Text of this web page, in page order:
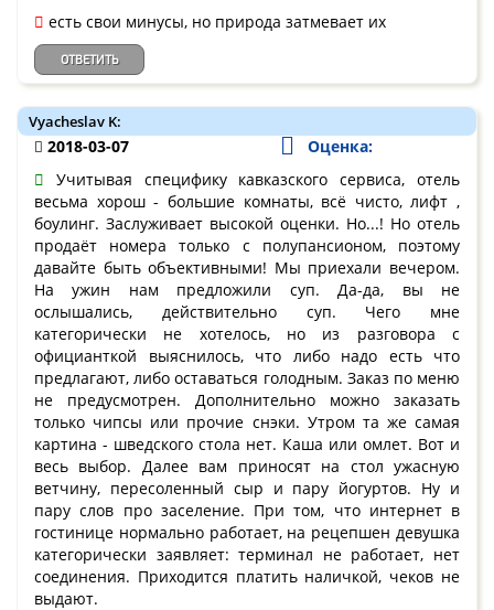
есть свои минусы, но природа затмевает их
ОТВЕТИТЬ
Vyacheslav K:
2018-03-07
Оценка:
Учитывая специфику кавказского сервиса, отель
весьма хорош - большие комнаты, всё чисто, лифт ,
боулинг. Заслуживает высокой оценки. Но...! Но отель
продаёт номера только с полупансионом, поэтому
давайте быть объективными! Мы приехали вечером.
На ужин нам предложили суп. Да-да, вы не
ослышались, действительно суп. Чего мне
категорически не хотелось, но из разговора с
официанткой выяснилось, что либо надо есть что
предлагают, либо оставаться голодным. Заказ по меню
не предусмотрен. Дополнительно можно заказать
только чипсы или прочие снэки. Утром та же самая
картина - шведского стола нет. Каша или омлет. Вот и
весь выбор. Далее вам приносят на стол ужасную
ветчину, пересоленный сыр и пару йогуртов. Ну и
пару слов про заселение. При том, что интернет в
гостинице нормально работает, на рецепшен девушка
категорически заявляет: терминал не работает, нет
соединения. Приходится платить наличкой, чеков не
выдают.